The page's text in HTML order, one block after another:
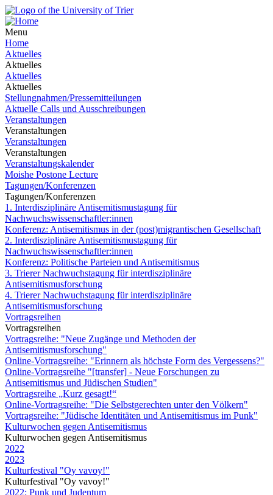
Menu
Home
Aktuelles
Aktuelles
Aktuelles
Aktuelles
Stellungnahmen/Pressemitteilungen
Aktuelle Calls und Ausschreibungen
Veranstaltungen
Veranstaltungen
Veranstaltungen
Veranstaltungen
Veranstaltungskalender
Moishe Postone Lecture
Tagungen/Konferenzen
Tagungen/Konferenzen
1. Interdisziplinäre Antisemitismustagung für
Nachwuchswissenschaftler:innen
Konferenz: Antisemitismus in der (post)migrantischen Gesellschaft
2. Interdisziplinäre Antisemitismustagung für
Nachwuchswissenschaftler:innen
Konferenz: Politische Parteien und Antisemitismus
3. Trierer Nachwuchstagung für interdisziplinäre
Antisemitismusforschung
4. Trierer Nachwuchstagung für interdisziplinäre
Antisemitismusforschung
Vortragsreihen
Vortragsreihen
Vortragsreihe: "Neue Zugänge und Methoden der
Antisemitismusforschung"
Online-Vortragsreihe: "Erinnern als höchste Form des Vergessens?"
Online-Vortragsreihe "[transfer] - Neue Forschungen zu
Antisemitismus und Jüdischen Studien"
Vortragsreihe „Kurz gesagt!“
Online-Vortragsreihe: "Die Selbstgerechten unter den Völkern"
Vortragsreihe: "Jüdische Identitäten und Antisemitismus im Punk"
Kulturwochen gegen Antisemitismus
Kulturwochen gegen Antisemitismus
2022
2023
Kulturfestival "Oy vavoy!"
Kulturfestival "Oy vavoy!"
2022: Punk und Judentum